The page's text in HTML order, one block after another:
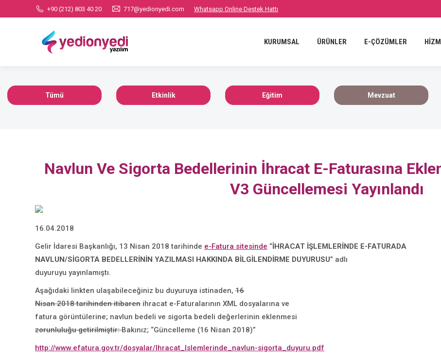
+90 (212) 803 40 20 717@yedionyedi.com Whatsapp Online Destek Hattı
KURUMSAL ÜRÜNLER E-ÇÖZÜMLER
Tümü Etkinlik Eğitim Mevzuat
Navlun Ve Sigorta Bedellerinin İhracat E-Faturasına
V3 Güncellemesi Yayınlandı
16.04.2018
Gelir İdaresi Başkanlığı, 13 Nisan 2018 tarihinde e-Fatura sitesinde “İHRACAT İŞLEMLERİNDE E-FATURADA
NAVLUN/SİGORTA BEDELLERİNİN YAZILMASI HAKKINDA BİLGİLENDİRME DUYURUSU” adlı
duyuruyu yayınlamıştı.
Aşağıdaki linkten ulaşabileceğiniz bu duyuruya istinaden, 16
Nisan 2018 tarihinden itibaren ihracat e-Faturalarının XML dosyalarına ve
fatura görüntülerine; navlun bedeli ve sigorta bedeli değerlerinin eklenmesi
zorunluluğu getirilmiştir:Bakınız; “Güncelleme (16 Nisan 2018)”
http://www.efatura.gov.tr/dosyalar/Ihracat_Islemlerinde_navlun-sigorta_duyuru.pdf
KURUMSAL ÜRÜNLER E-ÇÖZÜMLER